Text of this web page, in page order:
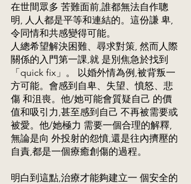
在世間眾多 苦難面前,誰都無法自作聰
明, 人人都是平等和連結的。這份謙 卑,
令同情和共感變得可能。
人總希望解決困難、尋求對策, 然而人際
關係的入門第一課,就 是別焦急於找到
「quick fix」。 以婚外情為例,被背叛一
方可能。會感到自卑、失望、憤怒、悲
傷 和沮喪。他/她可能會質疑自己 的價
值和吸引力,甚至感到自己 不再被需要或
被愛。他/她極力 需要一個合理的解釋,
無論是向 外投射的怨憤,還是往內擠壓的
自責,都是一個療癒創傷的過程。
明白到這點,治療才能夠建立一 個安全的